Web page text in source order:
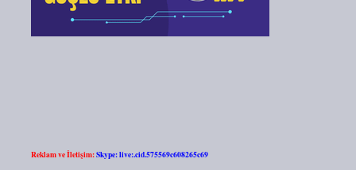
Reklam ve İletişim:Skype: live:.cid.575569c608265c69